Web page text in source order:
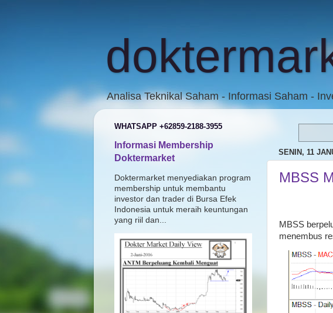
Analisa Teknikal Saham - Informasi Saham -
SENIN, 11
MBSS
MBSS
menembus
WHATSAPP +62859-2188-3955
Informasi Membership
Doktermarket
Doktermarket menyediakan program
membership untuk membantu
investor dan trader di Bursa Efek
Indonesia untuk meraih keuntungan
yang riil dan...